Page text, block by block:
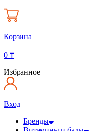
Корзина
0 ₸
Избранное
Вход
Бренды